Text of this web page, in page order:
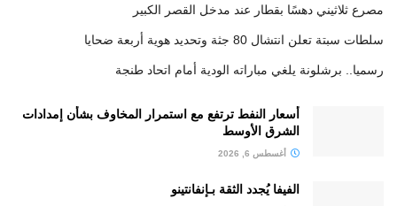
مصرع ثلاثيني دهسًا بقطار عند مدخل القصر الكبير
سلطات سبتة تعلن انتشال 80 جثة وتحديد هوية أربعة ضحايا
رسميا.. برشلونة يلغي مباراته الودية أمام اتحاد طنجة
أسعار النفط ترتفع مع استمرار المخاوف بشأن إمدادات
الشرق الأوسط
أغسطس 6, 2026
الفيفا يُجدد الثقة بـإنفانتينو